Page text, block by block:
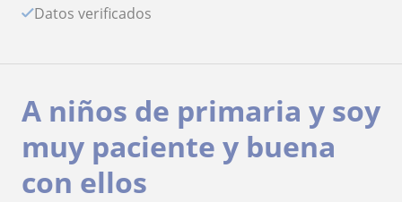
Datos verificados
A niños de primaria y soy
muy paciente y buena
con ellos